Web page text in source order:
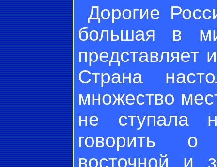
Дорогие
большая в
представляет
Страна
множество
не ступала
говорить о
восточной и